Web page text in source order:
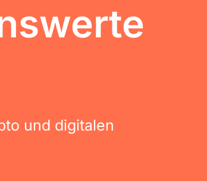
und digitalen